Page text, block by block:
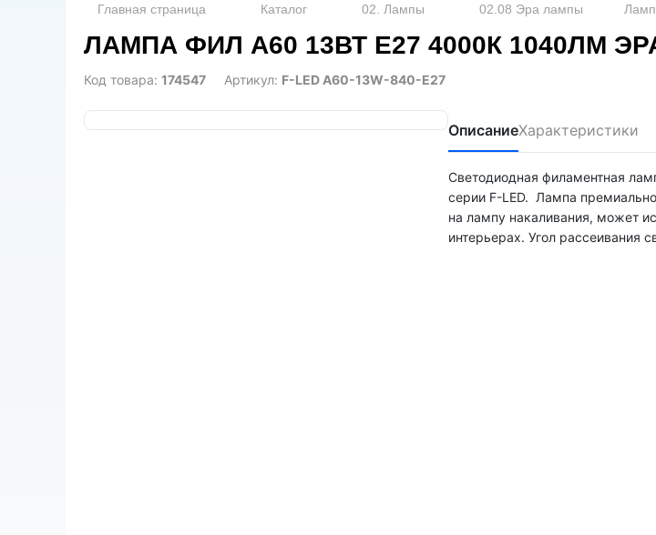
Главная страница Каталог 02. Лампы 02.08 Эра лампы
ЛАМПА ФИЛ A60 13ВТ Е27 4000К 1040ЛМ
Код товара: 174547 Артикул: F-LED A60-13W-840-E27
ОписаниеХарактеристики
Светодиодная филаментная
серии F-LED. Лампа
на лампу накаливания, может
интерьерах. Угол рассеивания